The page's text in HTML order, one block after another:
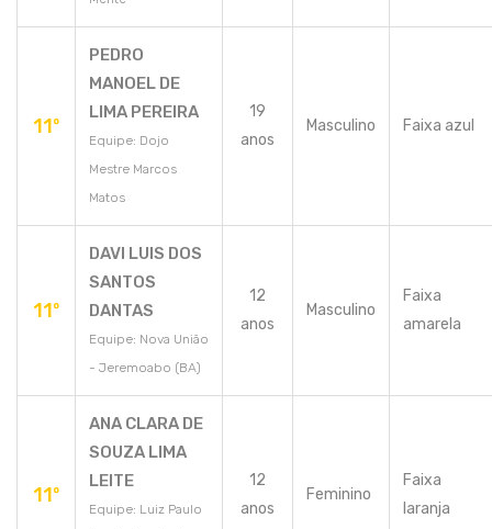
11º
PEDRO
MANOEL DE
LIMA PEREIRA
Equipe: Dojo
Mestre Marcos
Matos
19
anos
Masculino Faixa azul
11º
DAVI LUIS DOS
SANTOS
DANTAS
Equipe: Nova União
- Jeremoabo (BA)
12
anos
Masculino
Faixa
amarela
11º
ANA CLARA DE
SOUZA LIMA
LEITE
Equipe: Luiz Paulo
12
anos
Feminino
Faixa
laranja